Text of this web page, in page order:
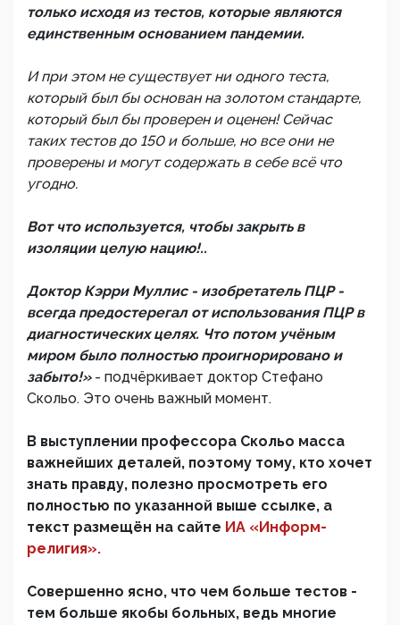
только исходя из тестов, которые являются
единственным основанием пандемии.
И при этом не существует ни одного теста,
который был бы основан на золотом стандарте,
который был бы проверен и оценен! Сейчас
таких тестов до 150 и больше, но все они не
проверены и могут содержать в себе всё что
угодно.
Вот что используется, чтобы закрыть в
изоляции целую нацию!..
Доктор Кэрри Муллис - изобретатель ПЦР -
всегда предостерегал от использования ПЦР в
диагностических целях. Что потом учёным
миром было полностью проигнорировано и
забыто!» - подчёркивает доктор Стефано
Скольо. Это очень важный момент.
В выступлении профессора Скольо масса
важнейших деталей, поэтому тому, кто хочет
знать правду, полезно просмотреть его
полностью по указанной выше ссылке, а
текст размещён на сайте ИА «Информ-
религия».
Совершенно ясно, что чем больше тестов -
тем больше якобы больных, ведь многие